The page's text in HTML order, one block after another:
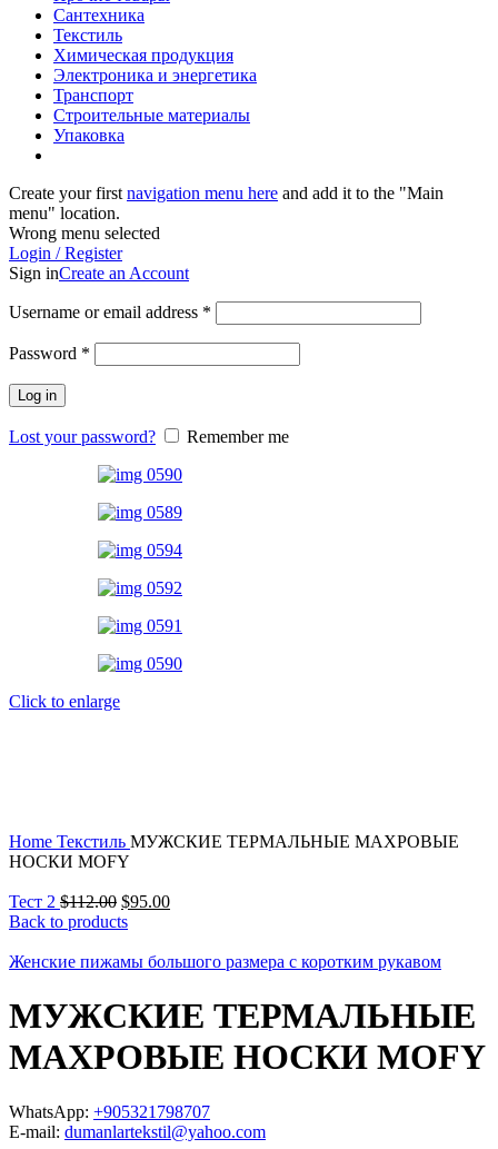
Сантехника
Текстиль
Химическая продукция
Электроника и энергетика
Транспорт
Строительные материалы
Упаковка
Create your first navigation menu here and add it to the "Main
menu" location.
Wrong menu selected
Login / Register
Sign inCreate an Account
Username or email address *
Password *
Log in
Lost your password? Remember me
Click to enlarge
Home Текстиль МУЖСКИЕ ТЕРМАЛЬНЫЕ МАХРОВЫЕ
НОСКИ MOFY
Тест 2 $112.00 $95.00
Back to products
Женские пижамы большого размера с коротким рукавом
МУЖСКИЕ ТЕРМАЛЬНЫЕ
МАХРОВЫЕ НОСКИ MOFY
WhatsApp: +905321798707
E-mail: dumanlartekstil@yahoo.com